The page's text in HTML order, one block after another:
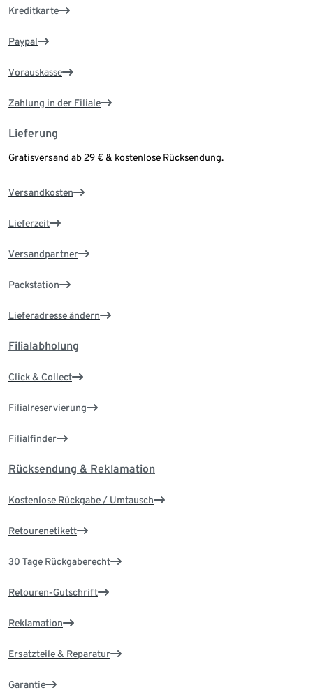
Kreditkarte
Paypal
Vorauskasse
Zahlung in der Filiale
Lieferung
Gratisversand ab 29 € & kostenlose Rücksendung.
Versandkosten
Lieferzeit
Versandpartner
Packstation
Lieferadresse ändern
Filialabholung
Click & Collect
Filialreservierung
Filialfinder
Rücksendung & Reklamation
Kostenlose Rückgabe / Umtausch
Retourenetikett
30 Tage Rückgaberecht
Retouren-Gutschrift
Reklamation
Ersatzteile & Reparatur
Garantie